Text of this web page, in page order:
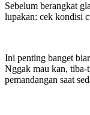
Sebelum berangkat
lupakan: cek kondisi
Ini penting banget
Nggak mau kan, tiba-
pemandangan saat